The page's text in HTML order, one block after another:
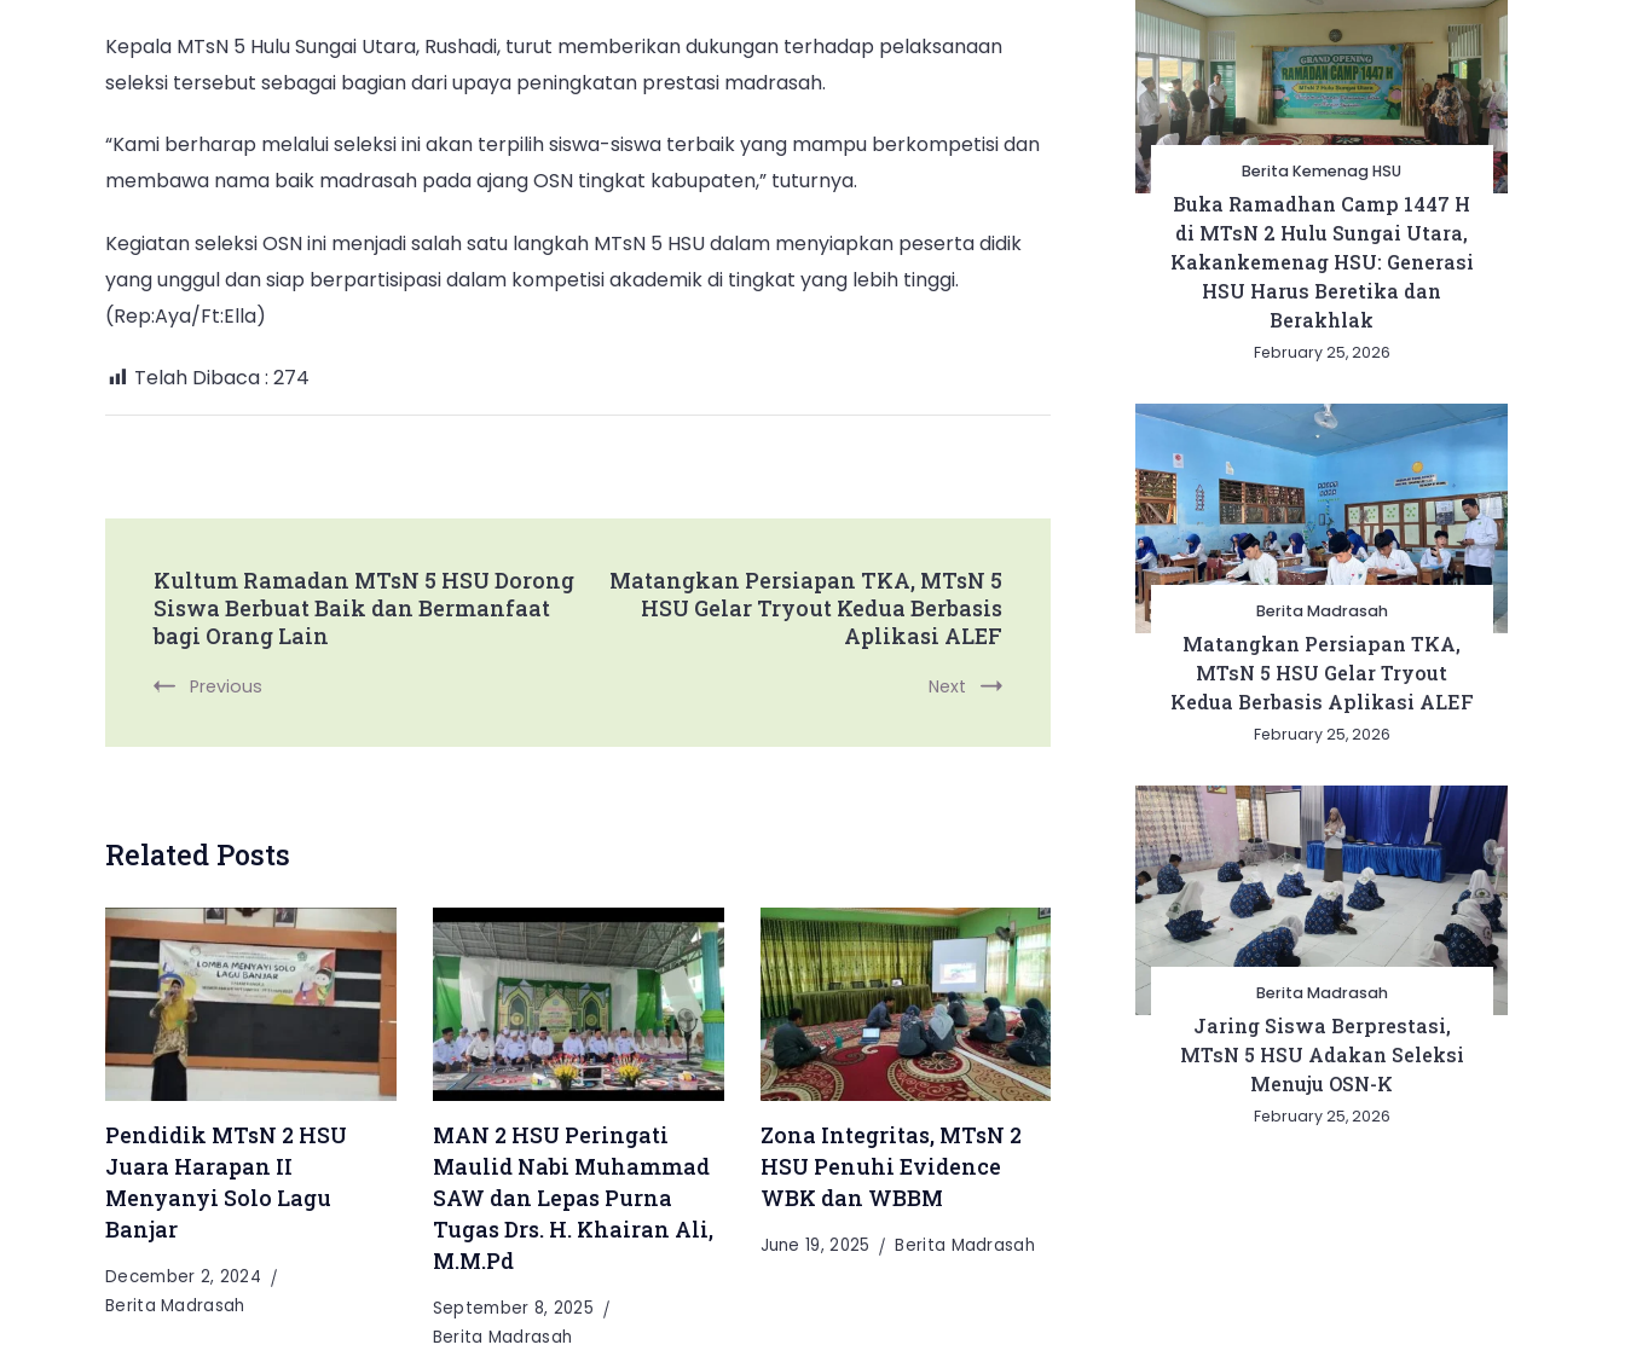
Kepala MTsN 5 Hulu Sungai Utara, Rushadi, turut memberikan dukungan terhadap pelaksanaan
seleksi tersebut sebagai bagian dari upaya peningkatan prestasi madrasah.
“Kami berharap melalui seleksi ini akan terpilih siswa-siswa terbaik yang mampu berkompetisi dan
membawa nama baik madrasah pada ajang OSN tingkat kabupaten,” tuturnya.
Kegiatan seleksi OSN ini menjadi salah satu langkah MTsN 5 HSU dalam menyiapkan peserta didik
yang unggul dan siap berpartisipasi dalam kompetisi akademik di tingkat yang lebih tinggi.
(Rep:Aya/Ft:Ella)
Telah Dibaca : 274
Post
Navigation
Kultum Ramadan MTsN 5 HSU Dorong
Siswa Berbuat Baik dan Bermanfaat
bagi Orang Lain
Previous
Matangkan Persiapan TKA, MTsN 5
HSU Gelar Tryout Kedua Berbasis
Aplikasi ALEF
Next
Related Posts
Pendidik MTsN 2 HSU
Juara Harapan II
Menyanyi Solo Lagu
Banjar
December 2, 2024
Berita Madrasah
MAN 2 HSU Peringati
Maulid Nabi Muhammad
SAW dan Lepas Purna
Tugas Drs. H. Khairan Ali,
M.M.Pd
September 8, 2025
Berita Madrasah
Zona Integritas, MTsN 2
HSU Penuhi Evidence
WBK dan WBBM
June 19, 2025 Berita Madrasah
Berita Kemenag HSU
Buka Ramadhan Camp 1447 H
di MTsN 2 Hulu Sungai Utara,
Kakankemenag HSU: Generasi
HSU Harus Beretika dan
Berakhlak
February 25, 2026
Berita Madrasah
Matangkan Persiapan TKA,
MTsN 5 HSU Gelar Tryout
Kedua Berbasis Aplikasi ALEF
February 25, 2026
Berita Madrasah
Jaring Siswa Berprestasi,
MTsN 5 HSU Adakan Seleksi
Menuju OSN-K
February 25, 2026